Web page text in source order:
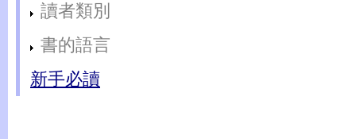
讀者類別
書的語言
新手必讀